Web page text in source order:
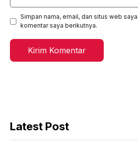
Simpan nama, email, dan situs web
komentar saya berikutnya.
Latest Post